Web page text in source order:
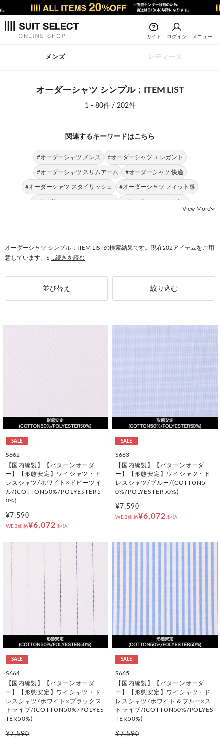
ガイド ログイン メニュー
メンズ レディース
オーダーシャツ シンプル：ITEM LIST
1 - 80件 / 202件
関連するキーワードはこちら
#オーダーシャツ メンズ #オーダーシャツ エレガント
#オーダーシャツ スリムアーム #オーダーシャツ 快適
#オーダーシャツ スタイリッシュ #オーダーシャツ フィット感
#オーダーシャツ SUIT SELECT #オーダーシャツ スリム
#ゆったり シンプル #スーツ シンプル #ドレスシューズ シンプル
#シューズ シンプル
View More
オーダーシャツ シンプル：ITEM LISTの検索結果です。現在202アイテムをご用
意しています。S
...続きを読む
並び替え 絞り込む
SALE
S662
【国内縫製】【パターンオーダ
ー】【形態安定】ワイシャツ・ド
レスシャツ/ホワイト×ドビーツイ
ル/(COTTON50%/POLYESTER5
0%)
¥7,590
WEB価格¥6,072 税込
SALE
S663
【国内縫製】【パターンオーダ
ー】【形態安定】ワイシャツ・ド
レスシャツ/ブルー/(COTTON5
0%/POLYESTER50%)
¥7,590
WEB価格¥6,072 税込
SALE
S664
【国内縫製】【パターンオーダ
ー】【形態安定】ワイシャツ・ド
レスシャツ/ホワイト×ブラックス
トライプ/(COTTON50%/POLYES
TER50%)
¥7,590
SALE
S665
【国内縫製】【パターンオーダ
ー】【形態安定】ワイシャツ・ド
レスシャツ/ホワイト＆ブルー×ス
トライプ/(COTTON50%/POLYES
TER50%)
¥7,590